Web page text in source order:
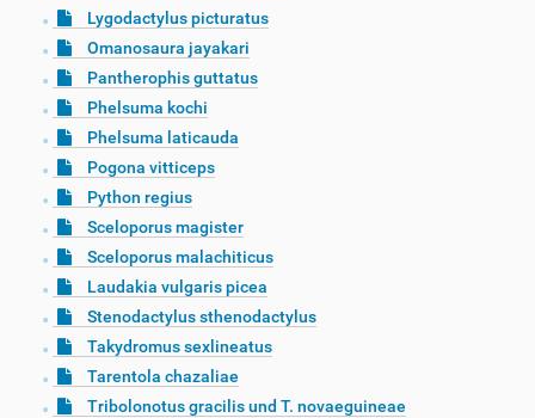
Lygodactylus picturatus
Omanosaura jayakari
Pantherophis guttatus
Phelsuma kochi
Phelsuma laticauda
Pogona vitticeps
Python regius
Sceloporus magister
Sceloporus malachiticus
Laudakia vulgaris picea
Stenodactylus sthenodactylus
Takydromus sexlineatus
Tarentola chazaliae
Tribolonotus gracilis und T. novaeguineae